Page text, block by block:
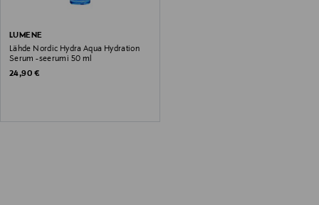
LUMENE
Lähde Nordic Hydra Aqua Hydration
Serum -seerumi 50 ml
Original Price
24,90 €